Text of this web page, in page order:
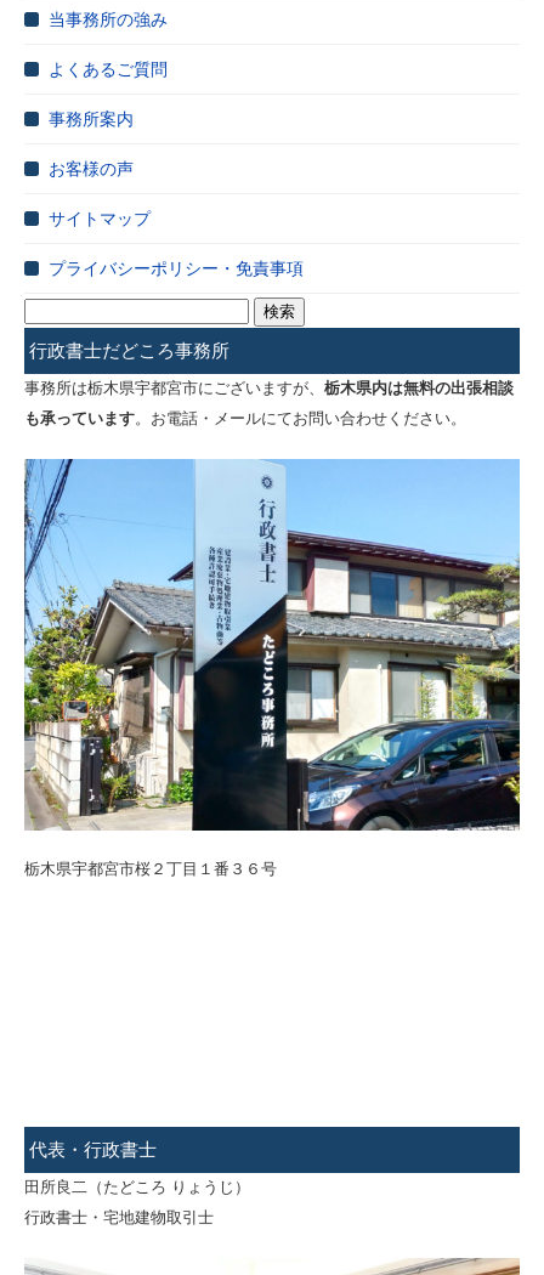
当事務所の強み
よくあるご質問
事務所案内
お客様の声
サイトマップ
プライバシーポリシー・免責事項
索:
行政書士だどころ事務所
事務所は栃木県宇都宮市にございますが、 栃木県内は無料の出張相談
も承っています。お電話・メールにてお問い合わせください。
栃木県宇都宮市桜２丁目１番３６号
代表・行政書士
田所良二（たどころ りょうじ）
行政書士・宅地建物取引士